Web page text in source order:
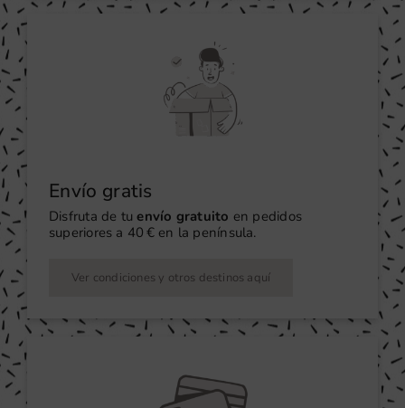
Envío gratis
Disfruta de tu envío gratuito en pedidos
superiores a 40 € en la península.
Ver condiciones y otros destinos aquí